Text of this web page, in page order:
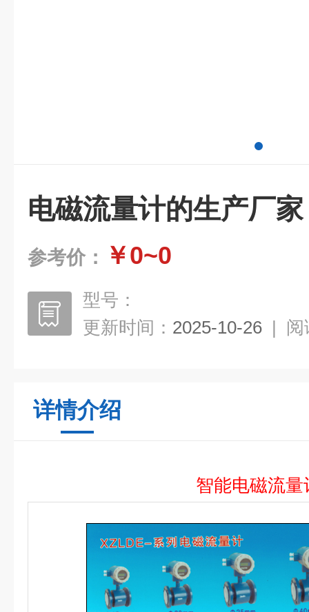
电磁流量计的生产厂家
参考价： ￥0~0
型号：
更新时间： 2025-10-26 | 阅
详情介绍
智能电磁流量